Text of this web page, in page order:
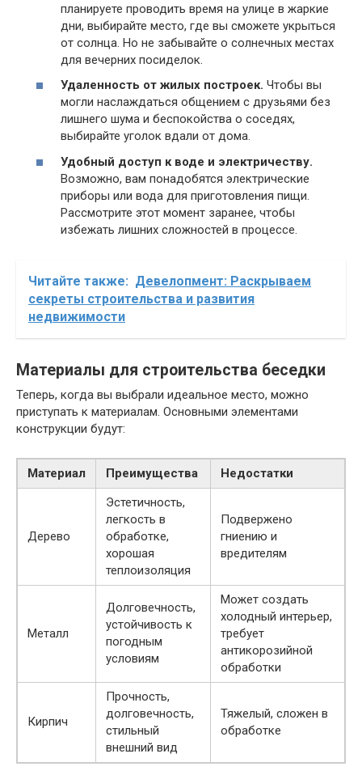
планируете проводить время на улице в жаркие
дни, выбирайте место, где вы сможете укрыться
от солнца. Но не забывайте о солнечных местах
для вечерних посиделок.
Удаленность от жилых построек. Чтобы вы
могли наслаждаться общением с друзьями без
лишнего шума и беспокойства о соседях,
выбирайте уголок вдали от дома.
Удобный доступ к воде и электричеству.
Возможно, вам понадобятся электрические
приборы или вода для приготовления пищи.
Рассмотрите этот момент заранее, чтобы
избежать лишних сложностей в процессе.
Читайте также: Девелопмент: Раскрываем
секреты строительства и развития
недвижимости
Материалы для строительства беседки
Теперь, когда вы выбрали идеальное место, можно
приступать к материалам. Основными элементами
конструкции будут:
Материал Преимущества Недостатки
Дерево
Эстетичность,
легкость в
обработке,
хорошая
теплоизоляция
Подвержено
гниению и
вредителям
Металл
Долговечность,
устойчивость к
погодным
условиям
Может создать
холодный интерьер,
требует
антикорозийной
обработки
Кирпич
Прочность,
долговечность,
стильный
внешний вид
Тяжелый, сложен в
обработке